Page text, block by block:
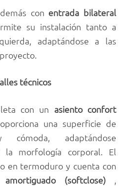
con entrada bilateral
su instalación tanto a
adaptándose a las
técnicos
con un asiento confort
una superficie de
adaptándose
la morfología corporal. El
en termoduro y cuenta con
(softclose) ,